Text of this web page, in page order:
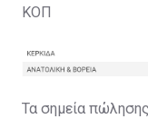
ΚΟΠ
Τα σημεία